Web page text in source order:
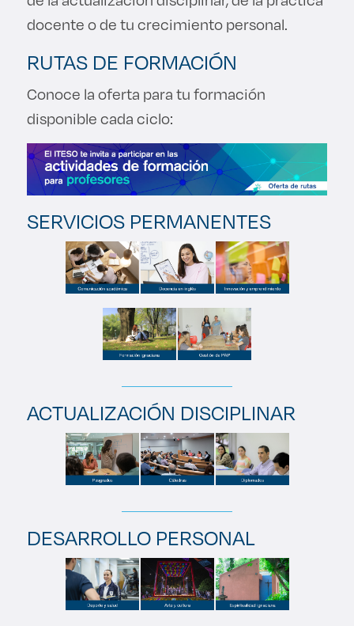
Sustentabilidad
docente o de tu crecimiento personal.
RUTAS DE FORMACIÓN
Conoce la oferta para tu formación
disponible cada ciclo:
SERVICIOS PERMANENTES
ACTUALIZACIÓN DISCIPLINAR
DESARROLLO PERSONAL